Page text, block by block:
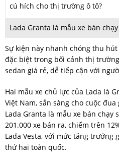
Lada Granta là mẫu xe bán
Sự kiện này nhanh chóng thu
đặc biệt trong bối cảnh thị
sedan giá rẻ, dễ tiếp cận với
Hai mẫu xe chủ lực của Lada là
Việt Nam, sẵn sàng cho cuộc
Lada Granta là mẫu xe bán chạy
201.000 xe bán ra, chiếm trên
Lada Vesta, với mức tăng trưởng
thứ hai toàn quốc.